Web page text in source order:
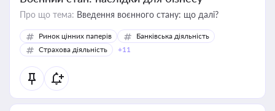
Про що тема: Введення воєнного стану: що далі?
Ринок цінних паперів
Банківська діяльність
Страхова діяльність
+11